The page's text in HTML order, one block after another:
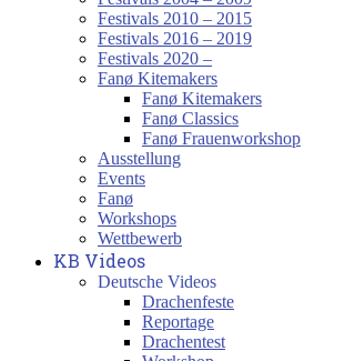
Festivals 2010 – 2015
Festivals 2016 – 2019
Festivals 2020 –
Fanø Kitemakers
Fanø Kitemakers
Fanø Classics
Fanø Frauenworkshop
Ausstellung
Events
Fanø
Workshops
Wettbewerb
KB Videos
Deutsche Videos
Drachenfeste
Reportage
Drachentest